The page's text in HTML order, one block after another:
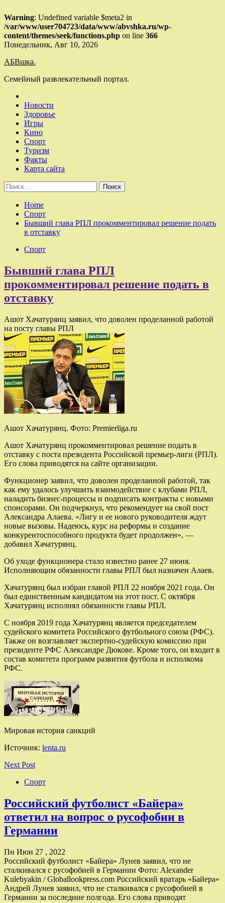
Warning: Undefined variable $meta2 in
/var/www/user704723/data/www/abvshka.ru/wp-
content/themes/seek/functions.php on line 366
Skip
content
Понедельник, Авг 10, 2026
АБВшка.
Семейный развлекательный портал.
Новости
Здоровье
Игры
Кино
Спорт
Туризм
Факты
Карта сайта
Найти:
Home
Спорт
Бывший глава РПЛ прокомментировал решение подать
в отставку
Спорт
Бывший глава РПЛ
прокомментировал решение подать в
отставку
Ашот Хачатурянц заявил, что доволен проделанной работой
на посту главы РПЛ
Ашот Хачатурянц. Фото: Premierliga.ru
Ашот Хачатурянц прокомментировал решение подать в
отставку с поста президента Российской премьер-лиги (РПЛ).
Его слова приводятся на сайте организации.
Функционер заявил, что доволен проделанной работой, так
как ему удалось улучшить взаимодействие с клубами РПЛ,
наладить бизнес-процессы и подписать контракты с новыми
спонсорами. Он подчеркнул, что рекомендует на свой пост
Александра Алаева. «Лигу и ее нового руководителя ждут
новые вызовы. Надеюсь, курс на реформы и создание
конкурентоспособного продукта будет продолжен», —
добавил Хачатурянц.
Об уходе функционера стало известно ранее 27 июня.
Исполняющим обязанности главы РПЛ был назначен Алаев.
Хачатурянц был избран главой РПЛ 22 ноября 2021 года. Он
был единственным кандидатом на этот пост. С октября
Хачатурянц исполнял обязанности главы РПЛ.
С ноября 2019 года Хачатурянц является председателем
судейского комитета Российского футбольного союза (РФС).
Также он возглавляет экспертно-судейскую комиссию при
президенте РФС Александре Дюкове. Кроме того, он входит в
состав комитета программ развития футбола и исполкома
РФС.
Мировая история санкций
Источник: lenta.ru
Next Post
Спорт
Российский футболист «Байера»
ответил на вопрос о русофобии в
Германии
Пн Июн 27 , 2022
Российский футболист «Байера» Лунев заявил, что не
сталкивался с русофобией в Германии Фото: Alexander
Kulebyakin / Globallookpress.com Российский вратарь «Байера»
Андрей Лунев заявил, что не сталкивался с русофобией в
Германии за последние полгода. Его слова приводят